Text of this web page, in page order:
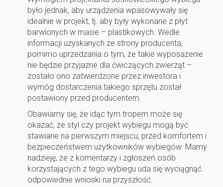
było jednak, aby urządzenia wpasowywały się
idealnie w projekt, tj. aby były wykonane z płyt
barwionych w masie – plastikowych. Wedle
informacji uzyskanych ze strony producenta,
pomimo uprzedzania o tym, że takie wyposażenie
nie będzie przyjazne dla ćwiczących zwierząt –
zostało ono zatwierdzone przez inwestora i
wymóg dostarczenia takiego sprzętu został
postawiony przed producentem.
Obawiamy się, że idąc tym tropem może się
okazać, że styl czy projekt wybiegu mogą być
stawiane na pierwszym miejscu, przed komfortem i
bezpieczeństwem użytkowników wybiegów. Mamy
nadzieję, że z komentarzy i zgłoszeń osób
korzystających z tego wybiegu uda się wyciągnąć
odpowiednie wnioski na przyszłość.